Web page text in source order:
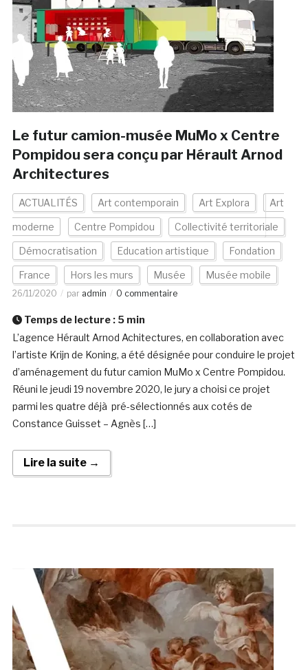
Le futur camion-musée MuMo x Centre
Pompidou sera conçu par Hérault Arnod
Architectures
ACTUALITÉS Art contemporain Art Explora Art
moderne Centre Pompidou Collectivité territoriale
Démocratisation Education artistique Fondation
France Hors les murs Musée Musée mobile
26/11/2020 par admin 0 commentaire
Temps de lecture : 5 min
L’agence Hérault Arnod Achitectures, en collaboration avec
l’artiste Krijn de Koning, a été désignée pour conduire le projet
d’aménagement du futur camion MuMo x Centre Pompidou.
Réuni le jeudi 19 novembre 2020, le jury a choisi ce projet
parmi les quatre déjà pré-sélectionnés aux cotés de
Constance Guisset – Agnès […]
Lire la suite →